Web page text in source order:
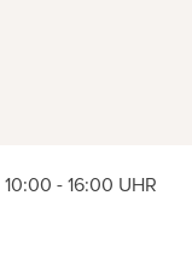
- 16:00 UHR